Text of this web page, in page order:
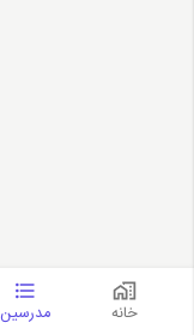
خانه مدرسین